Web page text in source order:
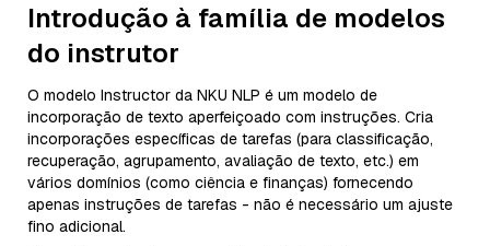
Introdução à família de modelos
do instrutor
O modelo Instructor da NKU NLP é um modelo de
incorporação de texto aperfeiçoado com instruções. Cria
incorporações específicas de tarefas (para classificação,
recuperação, agrupamento, avaliação de texto, etc.) em
vários domínios (como ciência e finanças) fornecendo
apenas instruções de tarefas - não é necessário um ajuste
fino adicional.